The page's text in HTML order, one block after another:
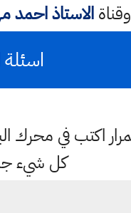
الاستاذ
اسئلة
اكتب في
كل شيء